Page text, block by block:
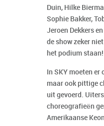
Duin, Hilke
Sophie Bakker,
Jeroen Dekkers
de show zeker
het podium staan!
In SKY moeten
maar ook pittige
uit gevoerd.
choreografieën
Amerikaanse